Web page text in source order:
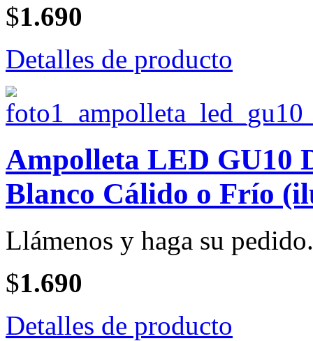
$1.690
Detalles de producto
Ampolleta LED GU10
Blanco Cálido o Frío
Llámenos y haga su pedido.
$1.690
Detalles de producto